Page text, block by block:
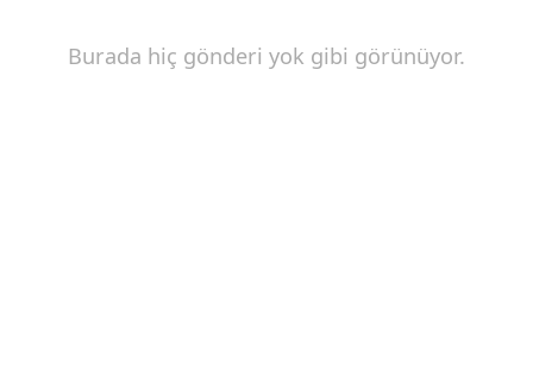
Burada hiç gönderi yok gibi görünüyor.